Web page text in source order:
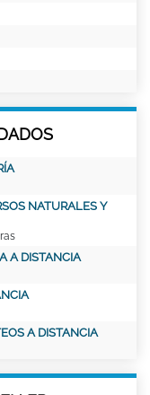
NATURALES Y
A DISTANCIA
A DISTANCIA